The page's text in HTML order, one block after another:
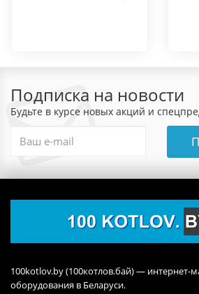
Подписка на новости
Будьте в курсе новых акций и
100kotlov.by (100котлов.бай) — интернет-
оборудования в Беларуси.